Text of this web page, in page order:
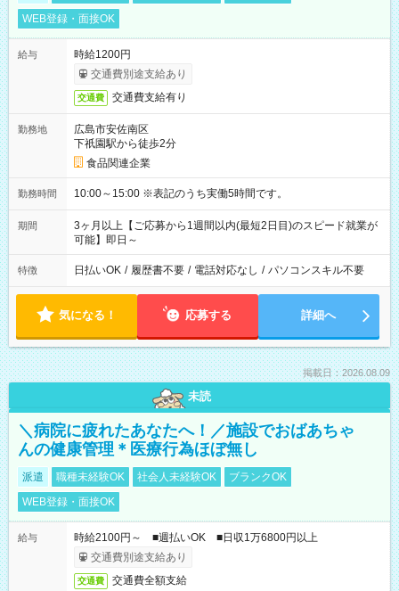
WEB登録・面接OK
給与
時給1200円
交通費別途支給あり
交通費 交通費支給有り
勤務地
広島市安佐南区
下祇園駅から徒歩2分
食品関連企業
勤務時間 10:00～15:00 ※表記のうち実働5時間です。
期間
3ヶ月以上【ご応募から1週間以内(最短2日目)のスピード就業が
可能】即日～
特徴 日払いOK / 履歴書不要 / 電話対応なし / パソコンスキル不要
気になる！ 応募する 詳細へ
掲載日：2026.08.09
未読
＼病院に疲れたあなたへ！／施設でおばあちゃ
んの健康管理＊医療行為ほぼ無し
派遣 職種未経験OK 社会人未経験OK
ブランクOK
WEB登録・面接OK
給与
時給2100円～ ■週払いOK ■日収1万6800円以上
交通費別途支給あり
交通費 交通費全額支給